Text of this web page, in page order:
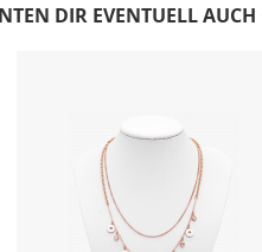
DIR EVENTUELL AUCH